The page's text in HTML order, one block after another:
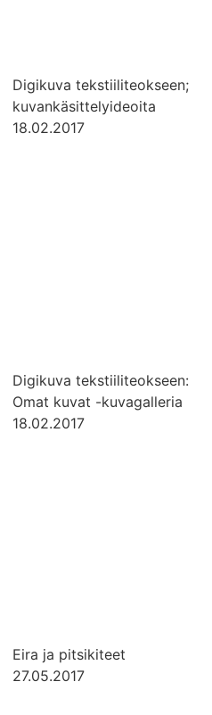
Digikuva tekstiiliteokseen;
kuvankäsittelyideoita
18.02.2017
Digikuva tekstiiliteokseen:
Omat kuvat -kuvagalleria
18.02.2017
Eira ja pitsikiteet
27.05.2017